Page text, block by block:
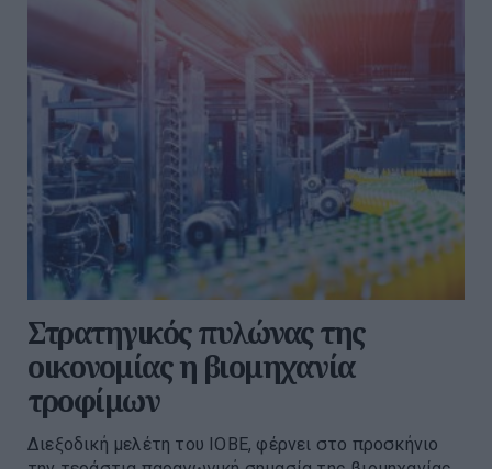
Στρατηγικός πυλώνας της
οικονομίας η βιομηχανία
τροφίμων
Διεξοδική μελέτη του ΙΟΒΕ, φέρνει στο προσκήνιο